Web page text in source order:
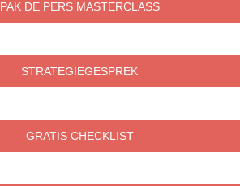
PAK DE PERS MASTERCLASS
STRATEGIEGESPREK
GRATIS CHECKLIST